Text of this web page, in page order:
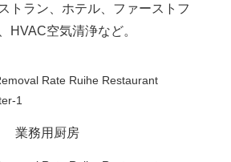
トラン、ホテル、ファーストフ
HVAC空気清浄など。
業務用厨房